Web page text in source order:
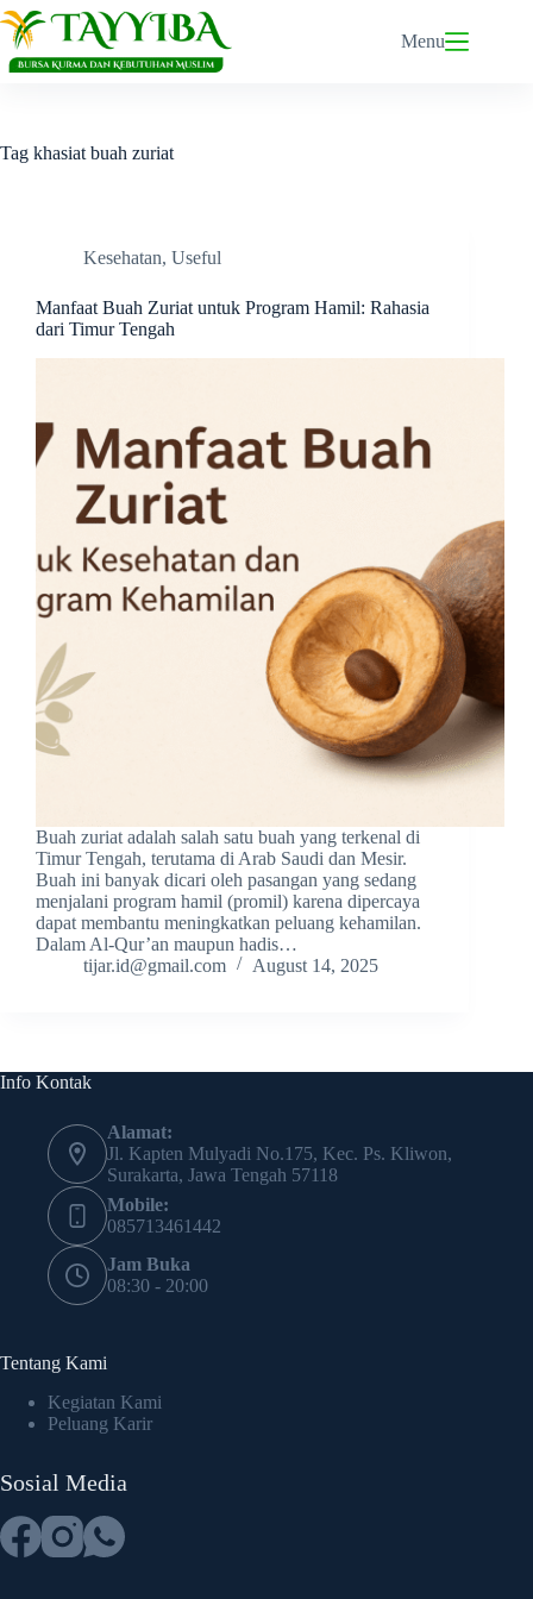
Skip
to
content
Menu
Tag khasiat buah zuriat
Kesehatan, Useful
Manfaat Buah Zuriat untuk Program Hamil: Rahasia
dari Timur Tengah
Buah zuriat adalah salah satu buah yang terkenal di
Timur Tengah, terutama di Arab Saudi dan Mesir.
Buah ini banyak dicari oleh pasangan yang sedang
menjalani program hamil (promil) karena dipercaya
dapat membantu meningkatkan peluang kehamilan.
Dalam Al-Qur’an maupun hadis…
tijar.id@gmail.com
August 14, 2025
Info Kontak
Alamat:
Jl. Kapten Mulyadi No.175, Kec. Ps. Kliwon,
Surakarta, Jawa Tengah 57118
Mobile:
085713461442
Jam Buka
08:30 - 20:00
Tentang Kami
Kegiatan Kami
Peluang Karir
Sosial Media